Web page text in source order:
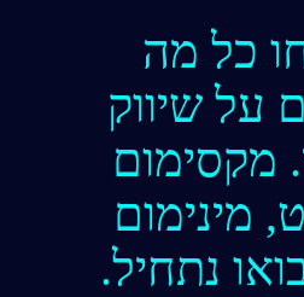
כל מה
על שיווק
מקסימום
מינימום
נתחיל.